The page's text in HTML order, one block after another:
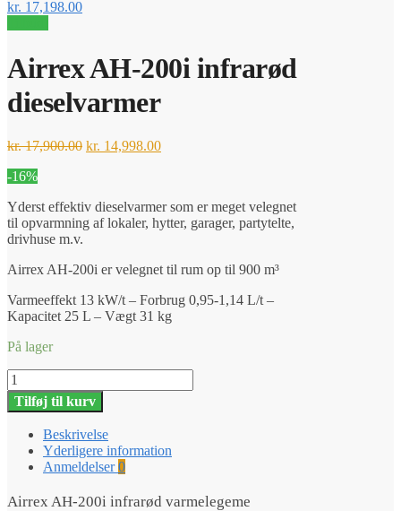
Den
kr. 20,900.00.
kr. 17,198.00Den
kr. 17,198.00.
Airrex AH-200i infrarød
dieselvarmer
kr.17,900.00 Den
kr. 17,900.00.
kr. 14,998.00Den
kr. 14,998.00.
-16%
Yderst effektiv dieselvarmer som er meget velegnet
til opvarmning af lokaler, hytter, garager, partytelte,
drivhuse m.v.
Airrex AH-200i er velegnet til rum op til 900 m³
Varmeeffekt 13 kW/t – Forbrug 0,95-1,14 L/t –
Kapacitet 25 L – Vægt 31 kg
På lager
Airrex
AH-
200i
dieselvarmer
antal
Tilføj til kurv
Beskrivelse
Yderligere information
Anmeldelser0
Airrex AH-200i infrarød varmelegeme